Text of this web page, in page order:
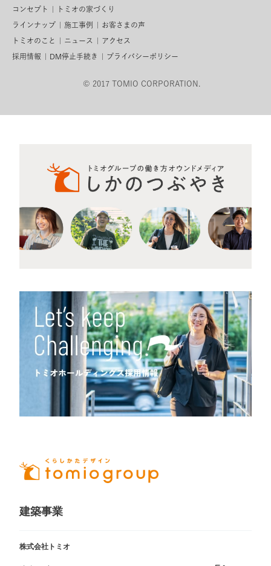
コンセプト トミオの家づくり
ラインナップ 施工事例 お客さまの声
トミオのこと ニュース アクセス
採用情報 DM停止手続き プライバシーポリシー
© 2017 TOMIO CORPORATION.
建築事業
株式会社トミオ